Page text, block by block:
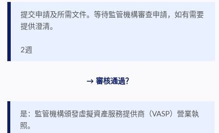
提交申請及所需文件。等待監管機構審查申請，如有需要
提供澄清。
2週
→ 審核通過？
是：監管機構頒發虛擬資產服務提供商（VASP）營業執
照。